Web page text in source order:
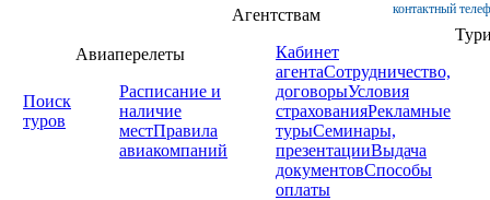
контактный
Поиск
туров
Авиаперелеты
Расписание и
наличие
местПравила
авиакомпаний
Агентствам
Кабинет
агентаСотрудничество,
договорыУсловия
страхованияРекламные
турыСеминары,
презентацииВыдача
документовСпособы
оплаты